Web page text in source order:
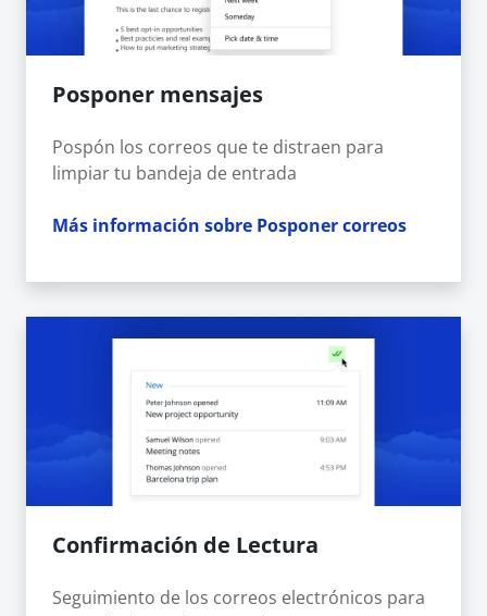
Posponer mensajes
Pospón los correos que te distraen para
limpiar tu bandeja de entrada
Más información sobre Posponer correos
Confirmación de Lectura
Seguimiento de los correos electrónicos para